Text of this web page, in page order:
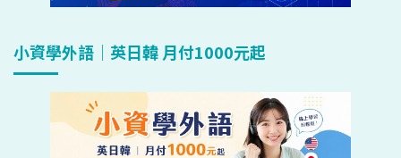
小資學外語｜英日韓 月付1000元起